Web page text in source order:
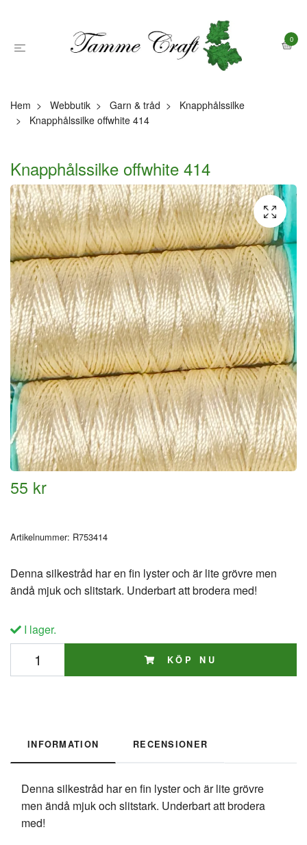
0
Hem Webbutik Garn & tråd
Knapphålssilke
Knapphålssilke offwhite 414
Knapphålssilke offwhite 414
55 kr
Artikelnummer: R753414
Denna silkestråd har en fin lyster och är lite grövre men
ändå mjuk och slitstark. Underbart att brodera med!
I lager.
KÖP NU
INFORMATION RECENSIONER
Denna silkestråd har en fin lyster och är lite grövre
men ändå mjuk och slitstark. Underbart att brodera
med!